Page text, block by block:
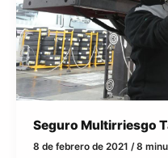
Seguro Multirriesgo
8 de febrero de 2021 /8